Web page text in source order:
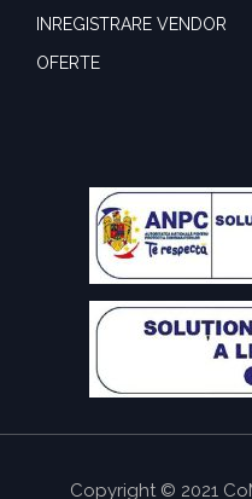
INREGISTRARE VENDOR
OFERTE
Copyright © 2021